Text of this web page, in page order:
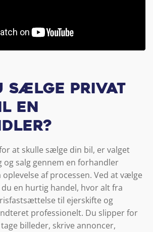
sælge privat
en
at skulle sælge din bil, er valget
og salg gennem en forhandler
af processen. Ved at vælge
en hurtig handel, hvor alt fra
til ejerskifte og
professionelt. Du slipper for
billeder, skrive annoncer,